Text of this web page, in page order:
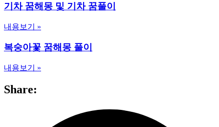
기차 꿈해몽 및 기차 꿈풀이
내용보기 »
복숭아꽃 꿈해몽 풀이
내용보기 »
Share: